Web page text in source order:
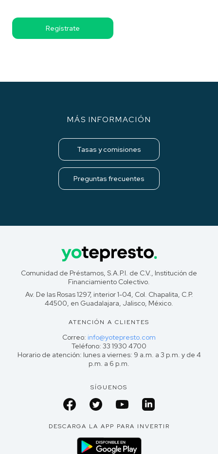
Regístrate
MÁS INFORMACIÓN
Tasas y comisiones
Preguntas frecuentes
Comunidad de Préstamos, S.A.P.I. de C.V., Institución de
Financiamiento Colectivo.
Av. De las Rosas 1297, interior 1-04, Col. Chapalita, C.P.
44500, en Guadalajara, Jalisco, México.
ATENCIÓN A CLIENTES
Correo: info@yotepresto.com
Teléfono: 33 1930 4700
Horario de atención: lunes a viernes: 9 a.m. a 3 p.m. y de 4
p.m. a 6 p.m.
SÍGUENOS
DESCARGA LA APP PARA INVERTIR